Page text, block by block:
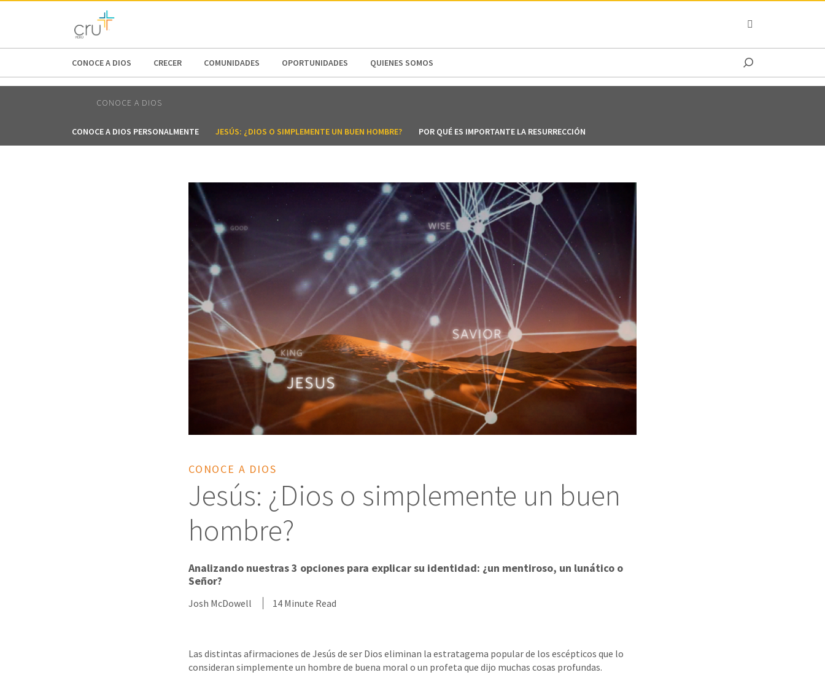
AFRICA
CONOCE A DIOS CRECER COMUNIDADES OPORTUNIDADES QUIENES SOMOS
CONOCE A DIOS
CONOCE A DIOS PERSONALMENTE JESÚS: ¿DIOS O SIMPLEMENTE UN BUEN HOMBRE? POR QUÉ ES IMPORTANTE LA RESURRECCIÓN
CONOCE A DIOS
Jesús: ¿Dios o simplemente un buen
hombre?
Analizando nuestras 3 opciones para explicar su identidad: ¿un mentiroso, un lunático o
Señor?
Josh McDowell 14 Minute Read
Las distintas afirmaciones de Jesús de ser Dios eliminan la estratagema popular de los escépticos que lo
consideran simplemente un hombre de buena moral o un profeta que dijo muchas cosas profundas.